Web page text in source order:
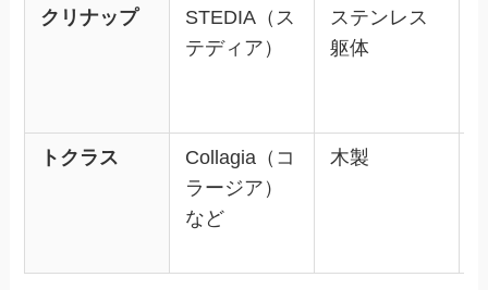
クリナップ
STEDIA（ス
テディア）
ステンレス
躯体
トクラス
Collagia（コ
ラージア）
など
木製